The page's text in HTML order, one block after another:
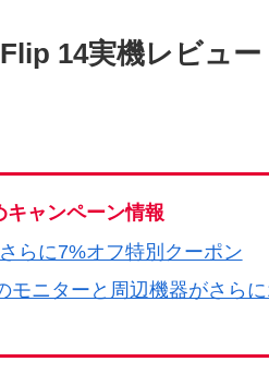
14実機レビュー
キャンペーン情報
らに7%オフ特別クーポン
モニターと周辺機器がさら